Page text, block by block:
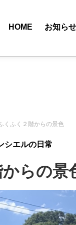
HOME お知らせ
くふく２階からの景色
シエルの日常
らの景